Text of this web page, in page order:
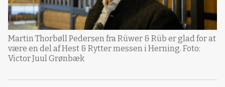
Martin Thorbøll Pedersen fra Rüwer & Rüb er glad for at
være en del af Hest & Rytter messen i Herning. Foto:
Victor Juul Grønbæk